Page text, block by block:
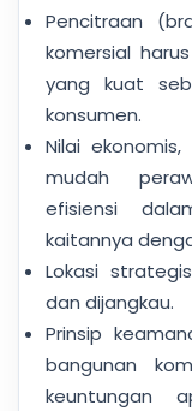
Pencitraan
komersial
yang kuat
konsumen.
Nilai
mudah
efisiensi
kaitannya
Lokasi
dan dijangkau.
Prinsip
bangunan
keuntungan